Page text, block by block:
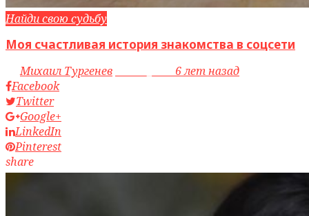
Найди свою судьбу
Моя счастливая история знакомства в соцсети
byМихаил Тургенев
6 лет назад
Facebook
Twitter
Google+
LinkedIn
Pinterest
share